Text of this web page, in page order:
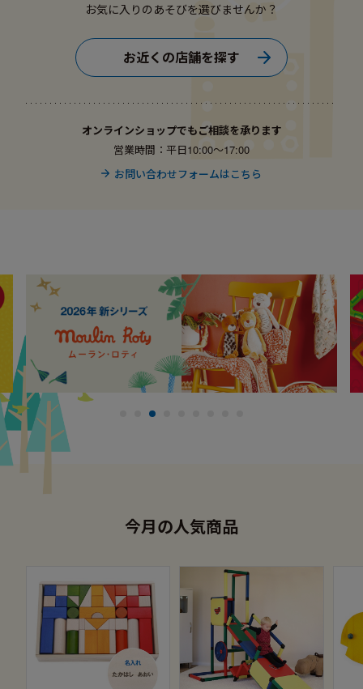
お気に入りのあそびを選びませんか？
お近くの店舗を探す
オンラインショップでもご相談を承ります
営業時間：平日10:00〜17:00
お問い合わせフォームはこちら
今月の人気商品